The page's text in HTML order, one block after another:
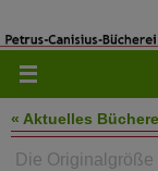
Inhalt
springen
« Aktuelles
Die Originalgröße